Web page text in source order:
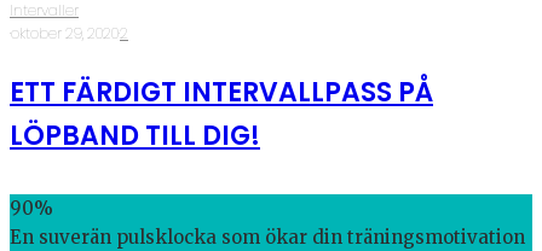
Intervaller
·oktober 29, 2020·2
ETT FÄRDIGT INTERVALLPASS PÅ
LÖPBAND TILL DIG!
90%
En suverän pulsklocka som ökar din träningsmotivation